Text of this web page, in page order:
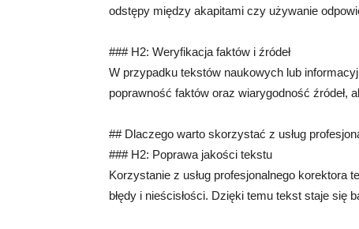
odstępy między akapitami czy używanie
### H2: Weryfikacja faktów i źródeł
W przypadku tekstów naukowych lub
poprawność faktów oraz wiarygodność źródeł,
## Dlaczego warto skorzystać z usług
### H2: Poprawa jakości tekstu
Korzystanie z usług profesjonalnego korektora
błędy i nieścisłości. Dzięki temu tekst staje się